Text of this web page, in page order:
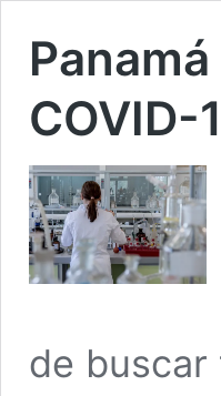
COVID-
de buscar